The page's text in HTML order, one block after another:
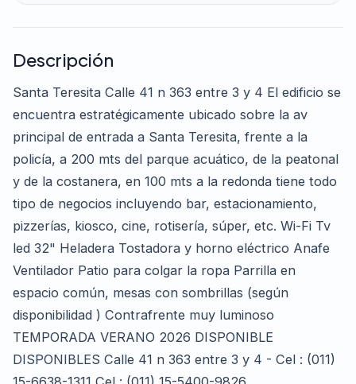
Descripción
Santa Teresita Calle 41 n 363 entre 3 y 4 El edificio se
encuentra estratégicamente ubicado sobre la av
principal de entrada a Santa Teresita, frente a la
policía, a 200 mts del parque acuático, de la peatonal
y de la costanera, en 100 mts a la redonda tiene todo
tipo de negocios incluyendo bar, estacionamiento,
pizzerías, kiosco, cine, rotisería, súper, etc. Wi-Fi Tv
led 32" Heladera Tostadora y horno eléctrico Anafe
Ventilador Patio para colgar la ropa Parrilla en
espacio común, mesas con sombrillas (según
disponibilidad ) Contrafrente muy luminoso
TEMPORADA VERANO 2026 DISPONIBLE
DISPONIBLES Calle 41 n 363 entre 3 y 4 - Cel : (011)